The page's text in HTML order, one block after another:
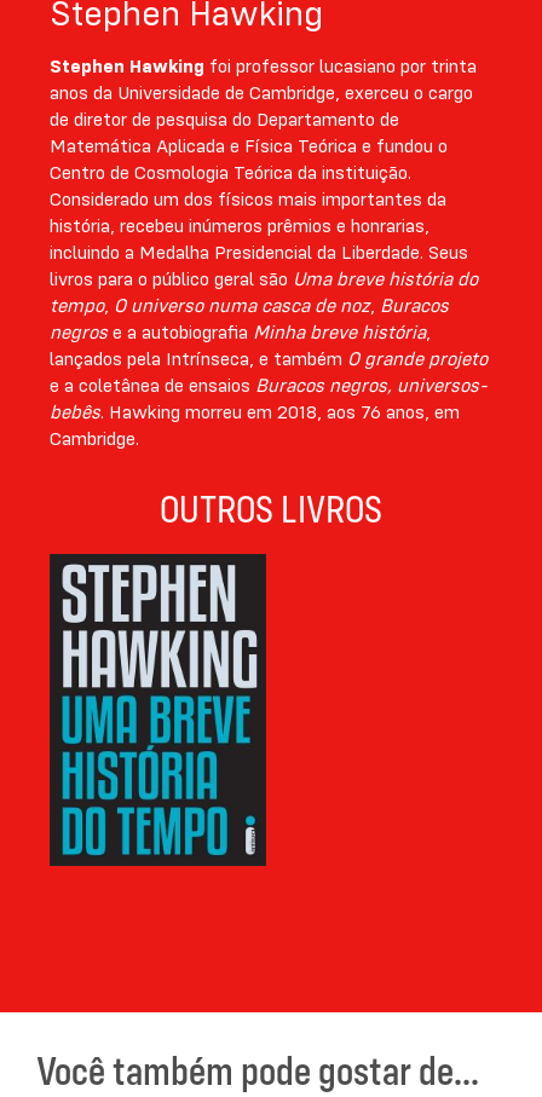
Stephen Hawking
Stephen Hawking foi professor lucasiano por trinta
anos da Universidade de Cambridge, exerceu o cargo
de diretor de pesquisa do Departamento de
Matemática Aplicada e Física Teórica e fundou o
Centro de Cosmologia Teórica da instituição.
Considerado um dos físicos mais importantes da
história, recebeu inúmeros prêmios e honrarias,
incluindo a Medalha Presidencial da Liberdade. Seus
livros para o público geral são Uma breve história do
tempo, O universo numa casca de noz, Buracos
negrose a autobiografia Minha breve história,
lançados pela Intrínseca, e também O grande projeto
e a coletânea de ensaios Buracos negros, universos-
bebês. Hawking morreu em 2018, aos 76 anos, em
Cambridge.
OUTROS LIVROS
Você também pode gostar de...